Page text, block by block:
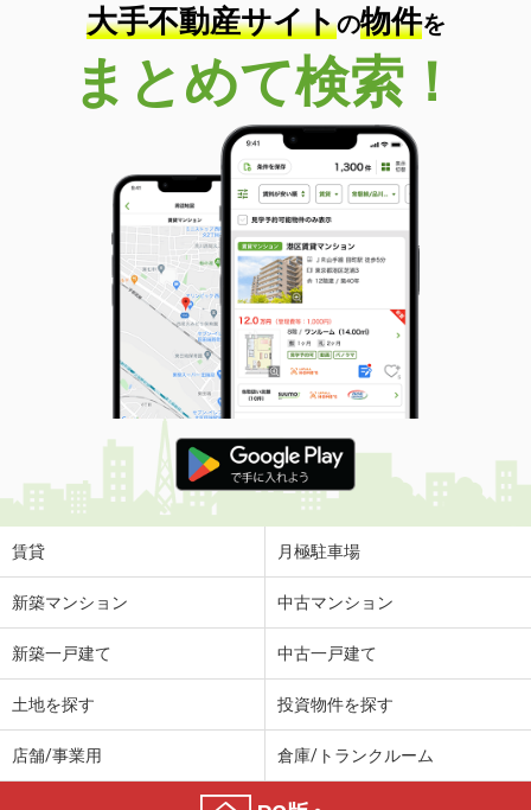
大手不動産サイトの物件を
まとめて検索！
賃貸 月極駐車場
新築マンション 中古マンション
新築一戸建て 中古一戸建て
土地を探す 投資物件を探す
店舗/事業用 倉庫/トランクルーム